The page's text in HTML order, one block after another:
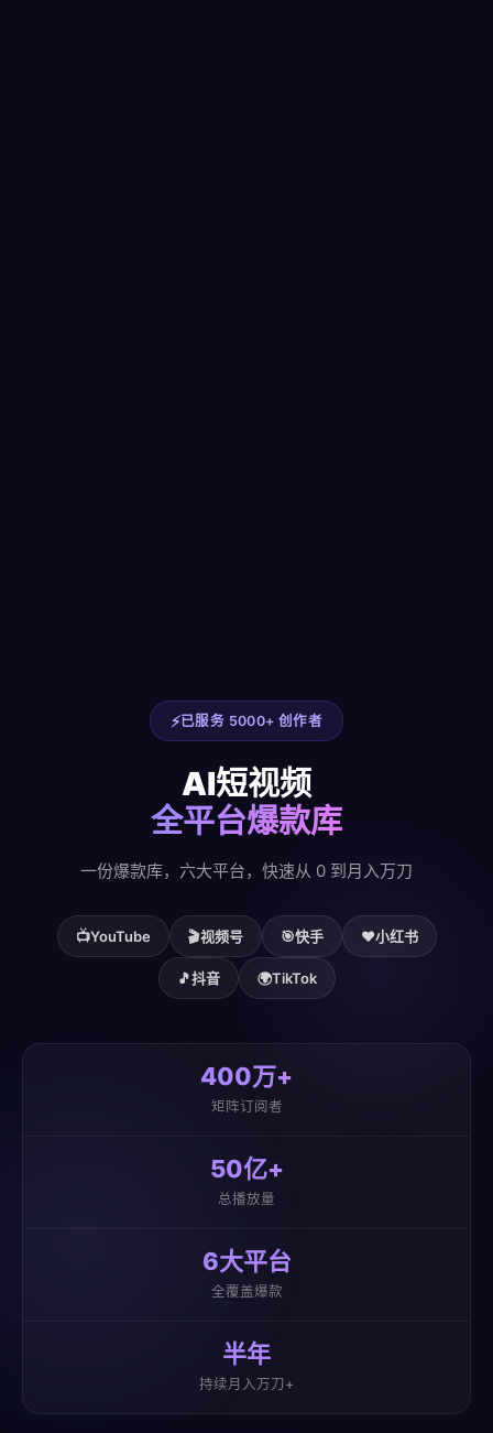
已服务 5000+ 创作者
AI短视频
全平台爆款库
一份爆款库，六大平台，快速从 0 到月入万刀
📺YouTube 🎬视频号 🎯快手 ❤️小红书
🎵抖音 🌍TikTok
400万+
矩阵订阅者
50亿+
总播放量
6大平台
全覆盖爆款
半年
持续月入万刀+